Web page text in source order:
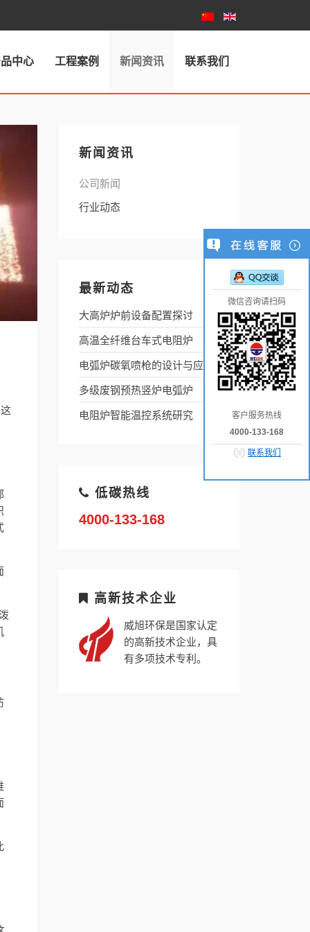
中心 工程案例 新闻资讯 联系我们
新闻资讯
公司新闻
行业动态
最新动态
大高炉炉前设备配置探讨
高温全纤维台车式电阻炉
电弧炉碳氧喷枪的设计与应用
多级废钢预热竖炉电弧炉
电阻炉智能温控系统研究
低碳热线
4000-133-168
高新技术企业
威旭环保是国家认定
的高新技术企业，具
有多项技术专利。
微信咨询请扫码
客户服务热线
4000-133-168
联系我们